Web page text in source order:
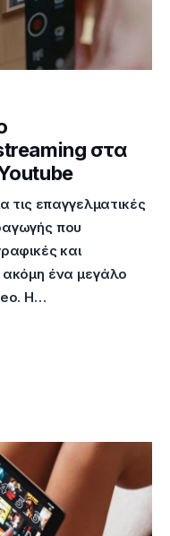
στα
τις επαγγελματικές
που
και
ένα μεγάλο
Η…